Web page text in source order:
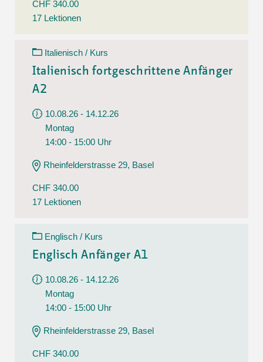
CHF 340.00
17 Lektionen
Italienisch / Kurs
Italienisch fortgeschrittene Anfänger
A2
10.08.26 - 14.12.26
Montag
14:00 - 15:00 Uhr
Rheinfelderstrasse 29, Basel
CHF 340.00
17 Lektionen
Englisch / Kurs
Englisch Anfänger A1
10.08.26 - 14.12.26
Montag
14:00 - 15:00 Uhr
Rheinfelderstrasse 29, Basel
CHF 340.00